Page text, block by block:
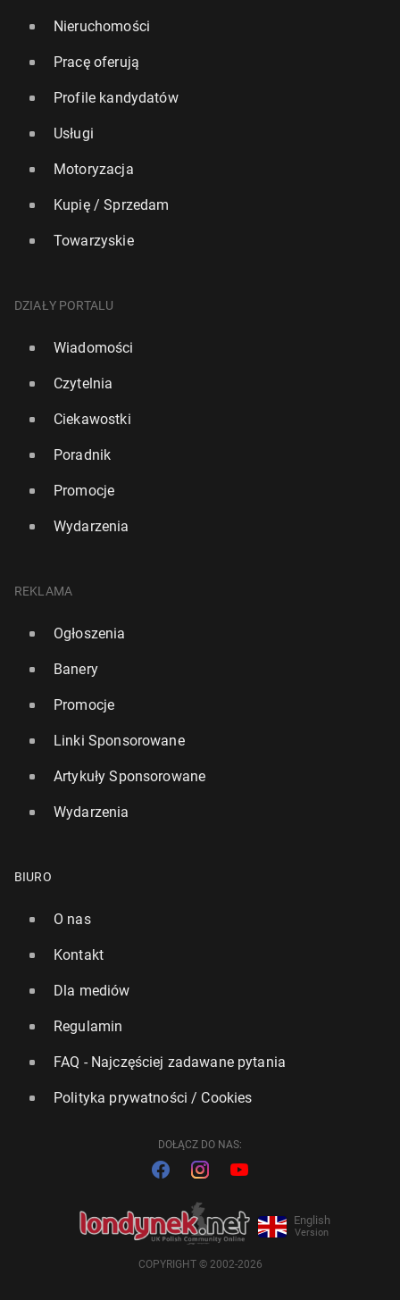
Nieruchomości
Pracę oferują
Profile kandydatów
Usługi
Motoryzacja
Kupię / Sprzedam
Towarzyskie
DZIAŁY PORTALU
Wiadomości
Czytelnia
Ciekawostki
Poradnik
Promocje
Wydarzenia
REKLAMA
Ogłoszenia
Banery
Promocje
Linki Sponsorowane
Artykuły Sponsorowane
Wydarzenia
BIURO
O nas
Kontakt
Dla mediów
Regulamin
FAQ - Najczęściej zadawane pytania
Polityka prywatności / Cookies
DOŁĄCZ DO NAS:
English
Version
COPYRIGHT © 2002-2026